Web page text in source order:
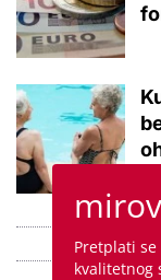
Pretplati
kvalitetnog